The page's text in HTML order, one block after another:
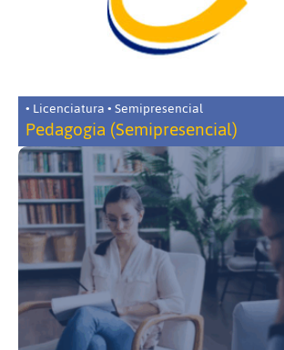
• Licenciatura • Semipresencial
Pedagogia (Semipresencial)